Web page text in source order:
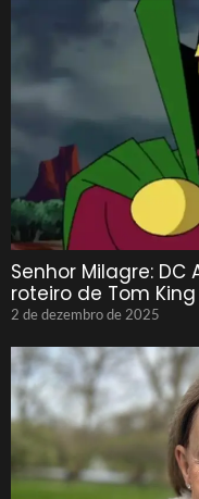
Senhor Milagre:
roteiro de Tom King
2 de dezembro de 2025